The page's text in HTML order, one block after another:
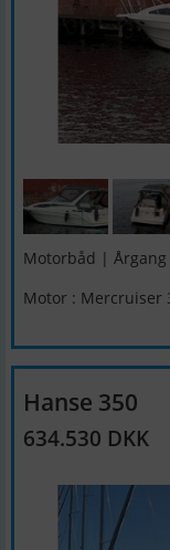
Motorbåd |
Motor : Mercruiser
Hanse 350
634.530 DKK